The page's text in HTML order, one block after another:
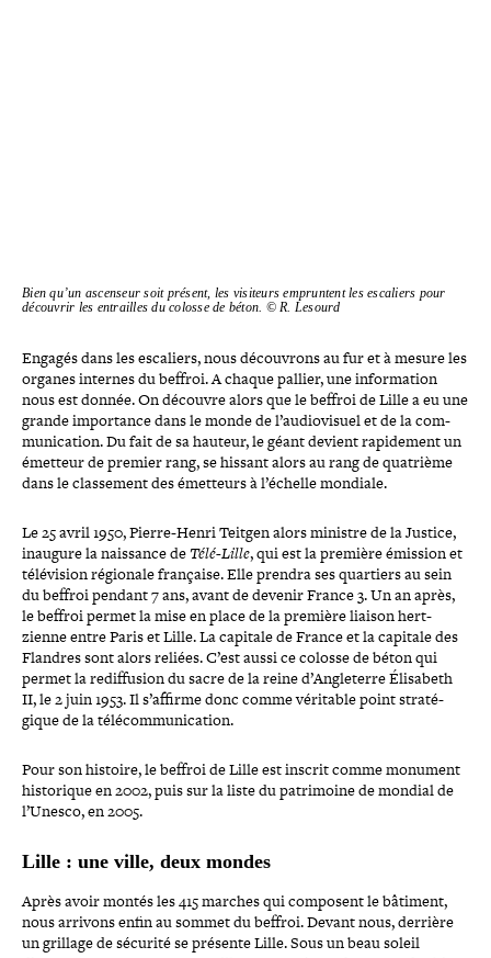
Bien qu’un ascenseur soit présent, les visiteurs empruntent les escaliers pour
découvrir les entrailles du colosse de béton. © R. Lesourd
Engagés dans les escaliers, nous décou­vrons au fur et à mesure les
organes internes du beffroi. A chaque pallier, une infor­ma­tion
nous est donnée. On découvre alors que le beffroi de Lille a eu une
grande impor­tance dans le monde de l’audiovisuel et de la com­
mu­ni­ca­tion. Du fait de sa hauteur, le géant devient rapi­de­ment un
émetteur de premier rang, se hissant alors au rang de quatrième
dans le clas­se­ment des émetteurs à l’échelle mondiale.
Le 25 avril 1950, Pierre-​Henri Teitgen alors ministre de la Justice,
inaugure la naissance deTélé-​Lille, qui est la première émission et
télé­vi­sion régionale française. Elle prendra ses quartiers au sein
du beffroi pendant 7 ans, avant de devenir France 3. Un an après,
le beffroi permet la mise en place de la première liaison hert­
zienne entre Paris et Lille. La capitale de France et la capitale des
Flandres sont alors reliées. C’est aussi ce colosse de béton qui
permet la redif­fu­sion du sacre de la reine d’Angleterre Élisabeth
II, le 2 juin 1953. Il s’affirme donc comme véritable point stra­té­
gique de la télécommunication.
Pour son histoire, le beffroi de Lille est inscrit comme monument
his­to­rique en 2002, puis sur la liste du patri­moine de mondial de
l’Unesco, en 2005.
Lille : une ville, deux mondes
Après avoir montés les 415 marches qui composent le bâtiment,
nous arrivons enfin au sommet du beffroi. Devant nous, derrière
un grillage de sécurité se présente Lille. Sous un beau soleil